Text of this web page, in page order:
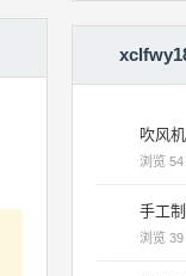
吹风机
浏览 54
手工
浏览 39